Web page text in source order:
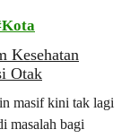
Kota
Kesehatan
Otak
masif kini tak lagi
masalah bagi